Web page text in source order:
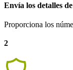
Envía los detalles
Proporciona los
2